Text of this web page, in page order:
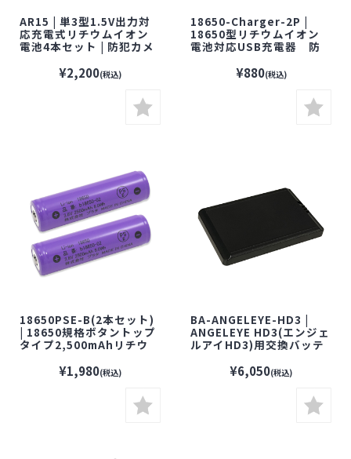
AR15 | 単3型1.5V出力対
応充電式リチウムイオン
電池4本セット | 防犯カメ
¥2,200(税込)
18650-Charger-2P |
18650型リチウムイオン
電池対応USB充電器 防
¥880(税込)
18650PSE-B(2本セット)
| 18650規格ボタントップ
タイプ2,500mAhリチウ
ムイオン電池2本セット
防犯カメラ 監視カメラ
¥1,980(税込)
BA-ANGELEYE-HD3 |
ANGELEYE HD3(エンジェ
ルアイHD3)用交換バッテ
リー【スパイカメラ】
¥6,050(税込)